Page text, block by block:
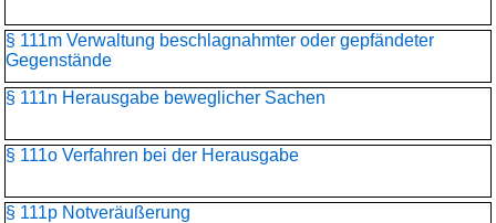
§ 111m Verwaltung beschlagnahmter oder gepfändeter
Gegenstände
§ 111n Herausgabe beweglicher Sachen
§ 111o Verfahren bei der Herausgabe
§ 111p Notveräußerung